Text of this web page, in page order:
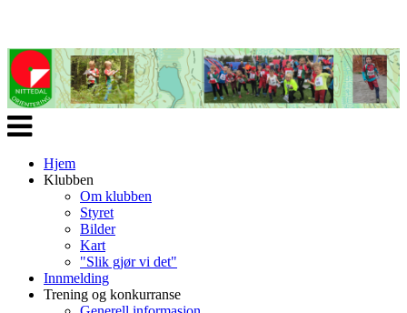
Veksle
navigasjon
Hjem
Klubben
Om klubben
Styret
Bilder
Kart
"Slik gjør vi det"
Innmelding
Trening og konkurranse